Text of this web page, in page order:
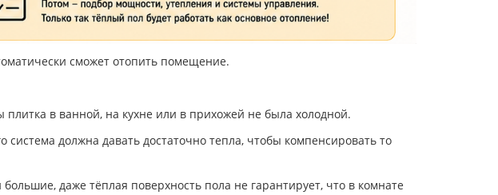
сможет отопить помещение.
в ванной, на кухне или в прихожей не была холодной.
должна давать достаточно тепла, чтобы компенсировать то
даже тёплая поверхность пола не гарантирует, что в комнате